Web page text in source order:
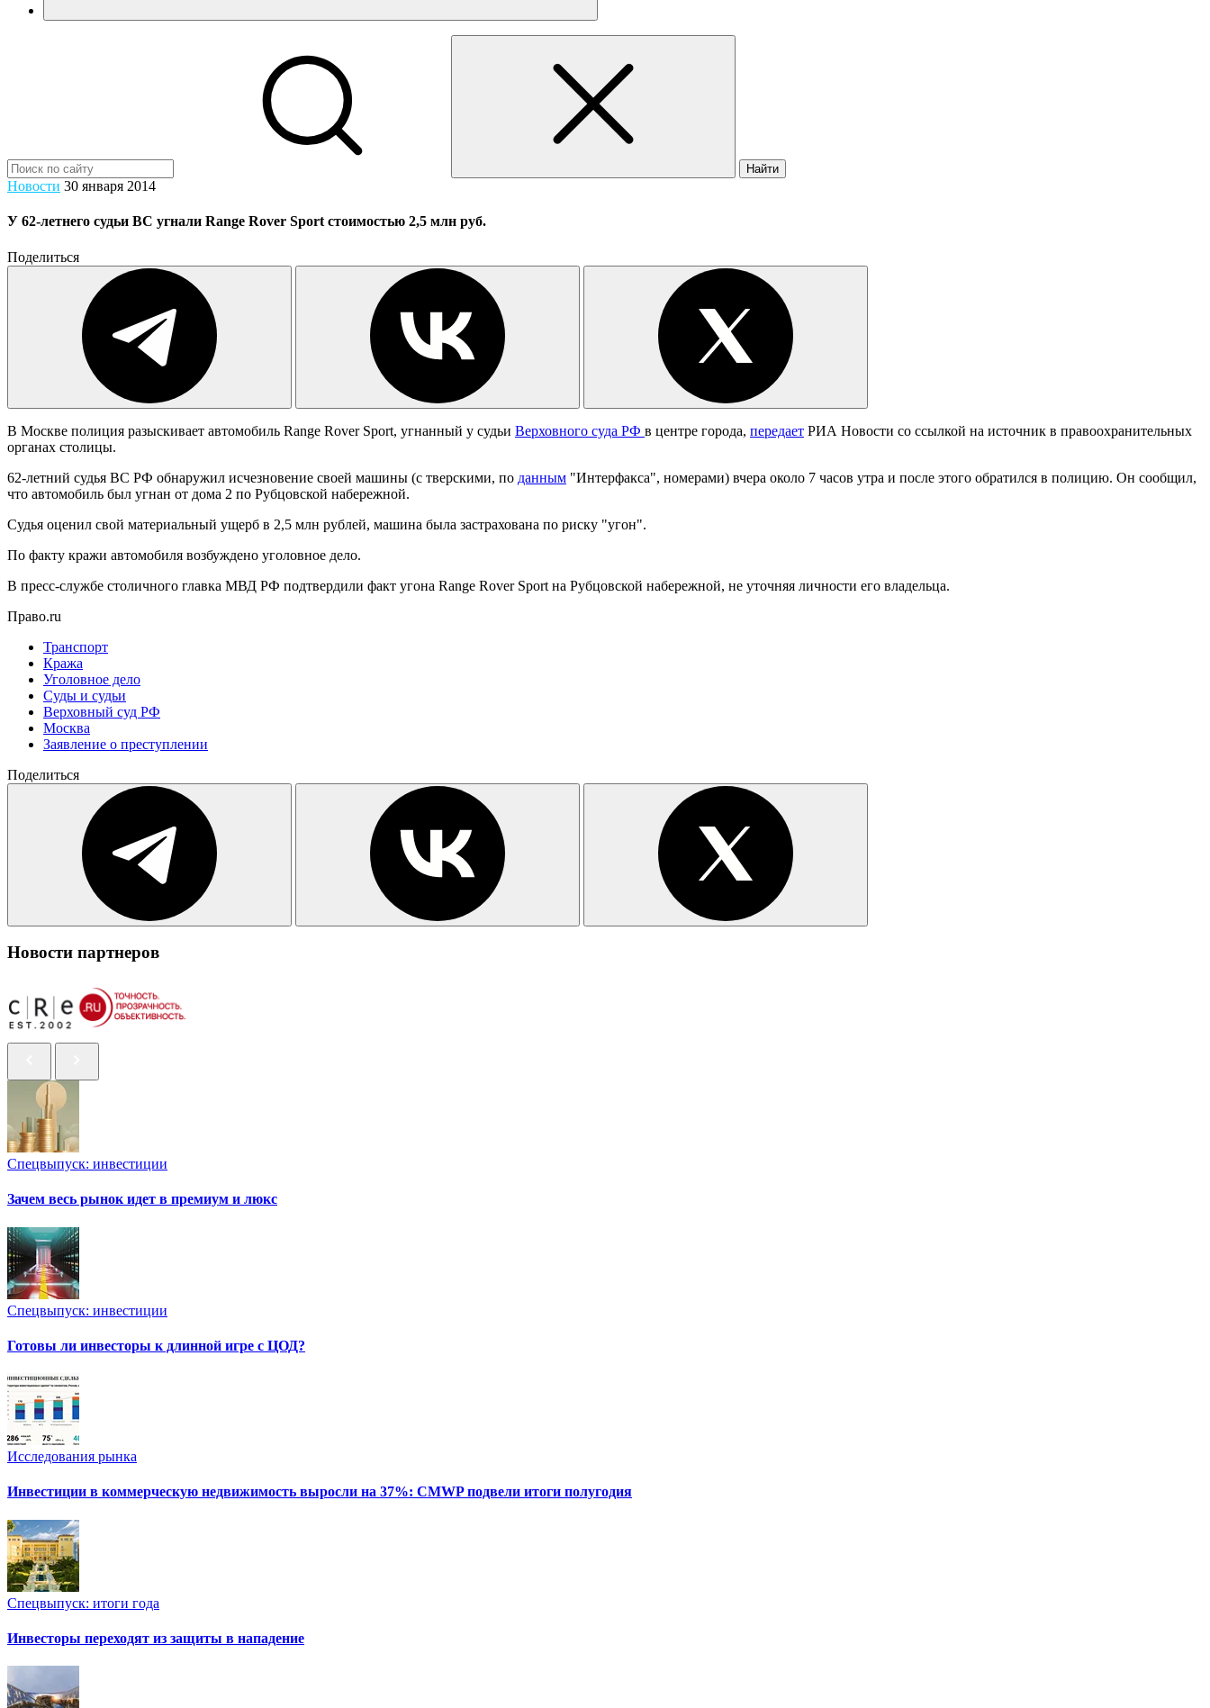
Найти
Новости 30 января 2014
У 62-летнего судьи ВС угнали Range Rover Sport стоимостью 2,5 млн руб.
Поделиться
В Москве полиция разыскивает автомобиль Range Rover Sport, угнанный у судьи Верховного суда РФ в центре города, передает РИА Новости со ссылкой на источник в правоохранительных
органах столицы.
62-летний судья ВС РФ обнаружил исчезновение своей машины (с тверскими, по данным "Интерфакса", номерами) вчера около 7 часов утра и после этого обратился в полицию. Он сообщил,
что автомобиль был угнан от дома 2 по Рубцовской набережной.
Судья оценил свой материальный ущерб в 2,5 млн рублей, машина была застрахована по риску "угон".
По факту кражи автомобиля возбуждено уголовное дело.
В пресс-службе столичного главка МВД РФ подтвердили факт угона Range Rover Sport на Рубцовской набережной, не уточняя личности его владельца.
Право.ru
Транспорт
Кража
Уголовное дело
Суды и судьи
Верховный суд РФ
Москва
Заявление о преступлении
Поделиться
Новости партнеров
Спецвыпуск: инвестиции
Зачем весь рынок идет в премиум и люкс
Спецвыпуск: инвестиции
Готовы ли инвесторы к длинной игре с ЦОД?
Исследования рынка
Инвестиции в коммерческую недвижимость выросли на 37%: CMWP подвели итоги полугодия
Спецвыпуск: итоги года
Инвесторы переходят из защиты в нападение